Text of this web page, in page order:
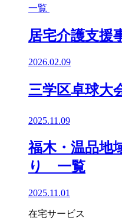
一覧
居宅介護支援
2026.02.09
三学区卓球大
2025.11.09
福木・温品地
り 一覧
2025.11.01
在宅サービス